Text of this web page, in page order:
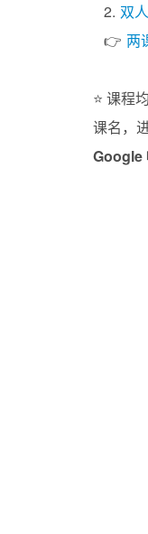
2. 双
👉 两
⭐️ 课程
课名，
Google